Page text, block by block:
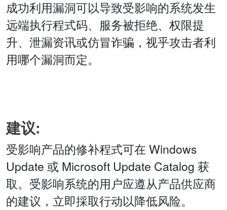
成功利用漏洞可以导致受影响的系统发生
远端执行程式码、服务被拒绝、权限提
升、泄漏资讯或仿冒诈骗，视乎攻击者利
用哪个漏洞而定。
建议:
受影响产品的修补程式可在 Windows
Update 或 Microsoft Update Catalog 获
取。受影响系统的用户应遵从产品供应商
的建议，立即採取行动以降低风险。